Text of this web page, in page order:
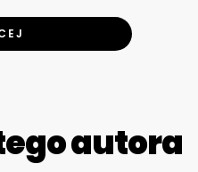
autora